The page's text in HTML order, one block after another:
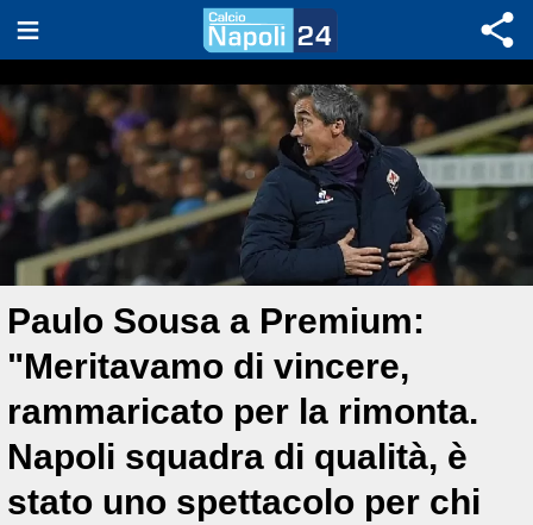
Paulo Sousa a Premium:
"Meritavamo di vincere,
rammaricato per la rimonta.
Napoli squadra di qualità, è
stato uno spettacolo per chi